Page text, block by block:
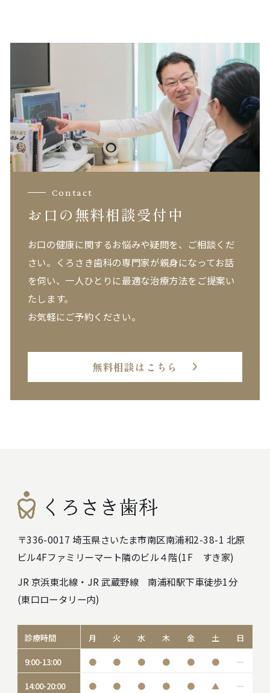
Contact
お口の無料相談受付中
お口の健康に関するお悩みや疑問を、ご相談くだ
さい。 くろさき歯科の専門家が親身になってお話
を伺い、一人ひとりに最適な治療方法をご提案い
たします。
お気軽にご予約ください。
無料相談はこちら
〒336-0017 埼玉県さいたま市南区南浦和2-38-1 北原
ビル4Fファミリーマート隣のビル４階(1F すき家)
JR 京浜東北線・JR 武蔵野線 南浦和駅下車徒歩1分
(東口ロータリー内)
診療時間 月 火 水 木 金 土 日
9:00-13:00 ● ● ● ● ● ● ―
14:00-20:00 ● ● ● ● ● ▲ ―